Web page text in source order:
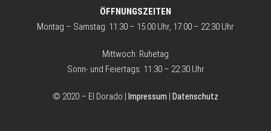
ÖFFNUNGSZEITEN
Montag – Samstag: 11:30 – 15:00 Uhr, 17:00 – 22:30 Uhr
Mittwoch: Ruhetag
Sonn- und Feiertags: 11:30 – 22:30 Uhr
© 2020 – El Dorado | Impressum | Datenschutz